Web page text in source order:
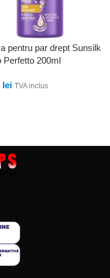
pentru par drept Sunsilk
Perfetto 200ml
lei TVA inclus